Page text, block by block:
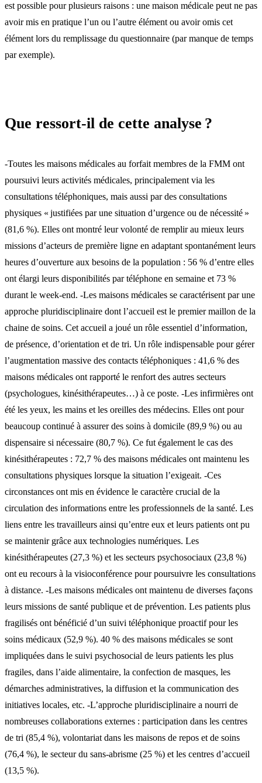
est possible pour plusieurs raisons : une maison médicale peut ne pas
avoir mis en pratique l’un ou l’autre élément ou avoir omis cet
élément lors du remplissage du questionnaire (par manque de temps
par exemple).
Que ressort-il de cette analyse ?
-Toutes les maisons médicales au forfait membres de la FMM ont
poursuivi leurs activités médicales, principalement via les
consultations téléphoniques, mais aussi par des consultations
physiques « justifiées par une situation d’urgence ou de nécessité »
(81,6 %). Elles ont montré leur volonté de remplir au mieux leurs
missions d’acteurs de première ligne en adaptant spontanément leurs
heures d’ouverture aux besoins de la population : 56 % d’entre elles
ont élargi leurs disponibilités par téléphone en semaine et 73 %
durant le week-end. -Les maisons médicales se caractérisent par une
approche pluridisciplinaire dont l’accueil est le premier maillon de la
chaine de soins. Cet accueil a joué un rôle essentiel d’information,
de présence, d’orientation et de tri. Un rôle indispensable pour gérer
l’augmentation massive des contacts téléphoniques : 41,6 % des
maisons médicales ont rapporté le renfort des autres secteurs
(psychologues, kinésithérapeutes…) à ce poste. -Les infirmières ont
été les yeux, les mains et les oreilles des médecins. Elles ont pour
beaucoup continué à assurer des soins à domicile (89,9 %) ou au
dispensaire si nécessaire (80,7 %). Ce fut également le cas des
kinésithérapeutes : 72,7 % des maisons médicales ont maintenu les
consultations physiques lorsque la situation l’exigeait. -Ces
circonstances ont mis en évidence le caractère crucial de la
circulation des informations entre les professionnels de la santé. Les
liens entre les travailleurs ainsi qu’entre eux et leurs patients ont pu
se maintenir grâce aux technologies numériques. Les
kinésithérapeutes (27,3 %) et les secteurs psychosociaux (23,8 %)
ont eu recours à la visioconférence pour poursuivre les consultations
à distance. -Les maisons médicales ont maintenu de diverses façons
leurs missions de santé publique et de prévention. Les patients plus
fragilisés ont bénéficié d’un suivi téléphonique proactif pour les
soins médicaux (52,9 %). 40 % des maisons médicales se sont
impliquées dans le suivi psychosocial de leurs patients les plus
fragiles, dans l’aide alimentaire, la confection de masques, les
démarches administratives, la diffusion et la communication des
initiatives locales, etc. -L’approche pluridisciplinaire a nourri de
nombreuses collaborations externes : participation dans les centres
de tri (85,4 %), volontariat dans les maisons de repos et de soins
(76,4 %), le secteur du sans-abrisme (25 %) et les centres d’accueil
(13,5 %).